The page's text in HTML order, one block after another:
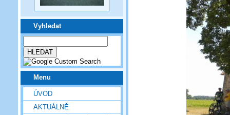
Vyhledat
Menu
ÚVOD
AKTUÁLNĚ